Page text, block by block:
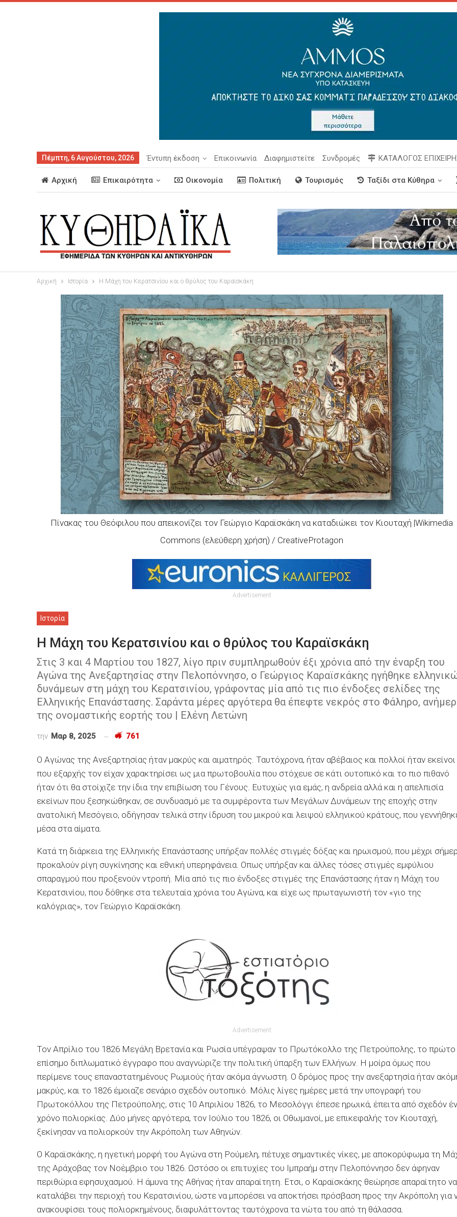
Πέμπτη, 6 Αυγούστου, 2026 Έντυπη έκδοση Επικοινωνία Διαφημιστείτε Συνδρομές ΚΑΤΑΛΟΓΟΣ
Αρχική Επικαιρότητα Οικονομία Πολιτική Τουρισμός Ταξίδι στα Κύθηρα
Αρχική Ιστορία Η Μάχη του Κερατσινίου και ο θρύλος του Καραϊσκάκη
Πίνακας του Θεόφιλου που απεικονίζει τον Γεώργιο Καραϊσκάκη να καταδιώκει τον Κιουταχή |Wikimedia
Commons (ελεύθερη χρήση) / CreativeProtagon
Advertisement
Ιστορία
Η Μάχη του Κερατσινίου και ο θρύλος του Καραϊσκάκη
Στις 3 και 4 Μαρτίου του 1827, λίγο πριν συμπληρωθούν έξι χρόνια από την έναρξη του
Αγώνα της Ανεξαρτησίας στην Πελοπόννησο, ο Γεώργιος Καραϊσκάκης ηγήθηκε
δυνάμεων στη μάχη του Κερατσινίου, γράφοντας μία από τις πιο ένδοξες σελίδες της
Ελληνικής Επανάστασης. Σαράντα μέρες αργότερα θα έπεφτε νεκρός στο Φάληρο,
της ονομαστικής εορτής του | Ελένη Λετώνη
την Μαρ 8, 2025 761
Ο Αγώνας της Ανεξαρτησίας ήταν μακρύς και αιματηρός. Ταυτόχρονα, ήταν αβέβαιος και πολλοί ήταν εκείνοι
που εξαρχής τον είχαν χαρακτηρίσει ως μια πρωτοβουλία που στόχευε σε κάτι ουτοπικό και το πιο πιθανό
ήταν ότι θα στοίχιζε την ίδια την επιβίωση του Γένους. Ευτυχώς για εμάς, η ανδρεία αλλά και η απελπισία
εκείνων που ξεσηκώθηκαν, σε συνδυασμό με τα συμφέροντα των Μεγάλων Δυνάμεων της εποχής στην
ανατολική Μεσόγειο, οδήγησαν τελικά στην ίδρυση του μικρού και λειψού ελληνικού κράτους, που
μέσα στα αίματα.
Κατά τη διάρκεια της Ελληνικής Επανάστασης υπήρξαν πολλές στιγμές δόξας και ηρωισμού, που μέχρι
προκαλούν ρίγη συγκίνησης και εθνική υπερηφάνεια. Οπως υπήρξαν και άλλες τόσες στιγμές εμφύλιου
σπαραγμού που προξενούν ντροπή. Μία από τις πιο ένδοξες στιγμές της Επανάστασης ήταν η Μάχη του
Κερατσινίου, που δόθηκε στα τελευταία χρόνια του Αγώνα, και είχε ως πρωταγωνιστή τον «γιο της
καλόγριας», τον Γεώργιο Καραϊσκάκη.
Advertisement
Τον Απρίλιο του 1826 Μεγάλη Βρετανία και Ρωσία υπέγραψαν το Πρωτόκολλο της Πετρούπολης, το πρώτο
επίσημο διπλωματικό έγγραφο που αναγνώριζε την πολιτική ύπαρξη των Ελλήνων. Η μοίρα όμως που
περίμενε τους επαναστατημένους Ρωμιούς ήταν ακόμα άγνωστη. Ο δρόμος προς την ανεξαρτησία ήταν
μακρύς, και το 1826 έμοιαζε σενάριο σχεδόν ουτοπικό. Μόλις λίγες ημέρες μετά την υπογραφή του
Πρωτοκόλλου της Πετρούπολης, στις 10 Απριλίου 1826, το Μεσολόγγι έπεσε ηρωικά, έπειτα από σχεδόν
χρόνο πολιορκίας. Δύο μήνες αργότερα, τον Ιούλιο του 1826, οι Οθωμανοί, με επικεφαλής τον Κιουταχή,
ξεκίνησαν να πολιορκούν την Ακρόπολη των Αθηνών.
Ο Καραϊσκάκης, η ηγετική μορφή του Αγώνα στη Ρούμελη, πέτυχε σημαντικές νίκες, με αποκορύφωμα τη
της Αράχοβας τον Νοέμβριο του 1826. Ωστόσο οι επιτυχίες του Ιμπραήμ στην Πελοπόννησο δεν άφηναν
περιθώρια εφησυχασμού. Η άμυνα της Αθήνας ήταν απαραίτητη. Ετσι, ο Καραϊσκάκης θεώρησε απαραίτητο να
καταλάβει την περιοχή του Κερατσινίου, ώστε να μπορέσει να αποκτήσει πρόσβαση προς την Ακρόπολη για
ανακουφίσει τους πολιορκημένους, διαφυλάττοντας ταυτόχρονα τα νώτα του από τη θάλασσα.